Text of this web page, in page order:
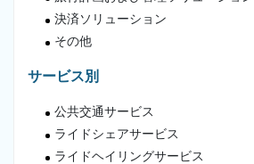
決済ソリューション
その他
サービス別
公共交通サービス
ライドシェアサービス
ライドヘイリングサービス